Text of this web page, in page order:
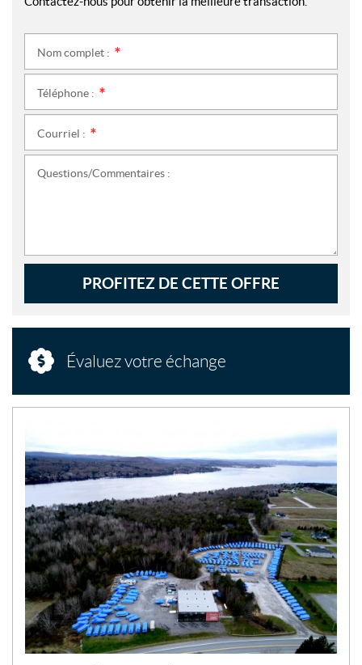
Nom complet :
Téléphone :
Courriel :
Questions/Commentaires :
PROFITEZ DE CETTE OFFRE
Évaluez votre échange
O
U
V
E
L
L
E
S